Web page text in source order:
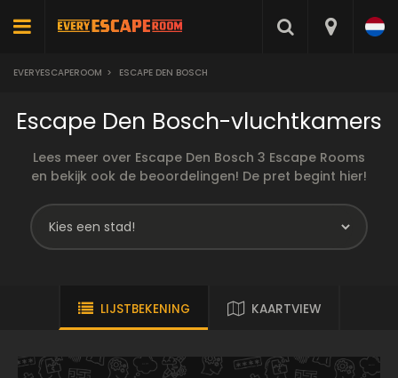
EVERYESCAPEROOM > ESCAPE DEN BOSCH
Escape Den Bosch-vluchtkamers
Lees meer over Escape Den Bosch 3 Escape Rooms
en bekijk ook de beoordelingen! De pret begint hier!
LIJSTBEKENING KAARTVIEW